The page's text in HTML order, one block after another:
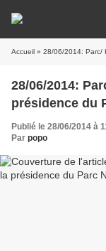
Accueil » 28/06/2014: Parc/
28/06/2014:
présidence du
Publié le 28/06/2014 à
Par popo